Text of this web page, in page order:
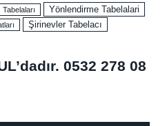
Yönlendirme Tabelalari
Şirinevler Tabelacı
0532 278 08